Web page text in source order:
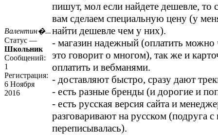
Валентин�...
Статус —
Школьник
Сообщений:
1
Регистрация:
6 Ноября
2016
пишут, мол если найдете дешевле,
вам сделаем специальную цену (у
найти дешевле чем у них).
- магазин надежный (оплатить можно
это говорит о многом), так же и
оплатить и вебманями.
- доставляют быстро, сразу дают
- есть разные бренды (и дорогие и
- есть русская версия сайта и
разговаривают на русском (подруга
переписывалась).